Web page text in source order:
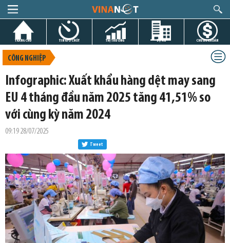
TRANG CHỦ TIN GIỜ CHÓT THỊ TRƯỜNG DỰ ÁN CHỨNG KHOÁN
CÔNG NGHIỆP
Infographic: Xuất khẩu hàng dệt may sang
EU 4 tháng đầu năm 2025 tăng 41,51% so
với cùng kỳ năm 2024
09:19 28/07/2025
Tweet